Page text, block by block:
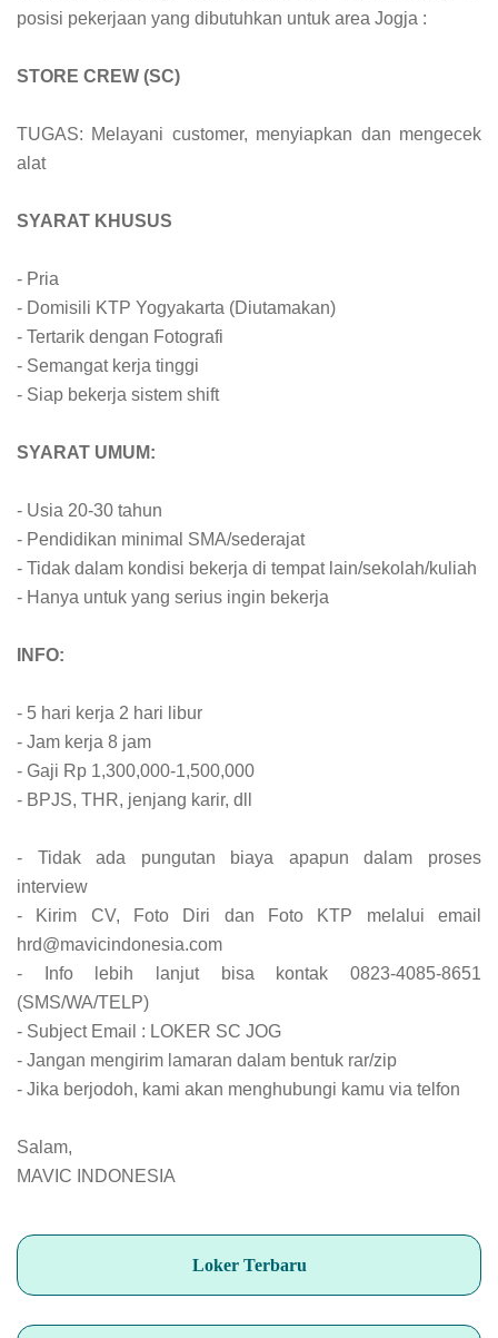
posisi pekerjaan yang dibutuhkan untuk area Jogja :
STORE CREW (SC)
TUGAS: Melayani customer, menyiapkan dan mengecek
alat
SYARAT KHUSUS
- Pria
- Domisili KTP Yogyakarta (Diutamakan)
- Tertarik dengan Fotografi
- Semangat kerja tinggi
- Siap bekerja sistem shift
SYARAT UMUM:
- Usia 20-30 tahun
- Pendidikan minimal SMA/sederajat
- Tidak dalam kondisi bekerja di tempat lain/sekolah/kuliah
- Hanya untuk yang serius ingin bekerja
INFO:
- 5 hari kerja 2 hari libur
- Jam kerja 8 jam
- Gaji Rp 1,300,000-1,500,000
- BPJS, THR, jenjang karir, dll
- Tidak ada pungutan biaya apapun dalam proses
interview
- Kirim CV, Foto Diri dan Foto KTP melalui email
hrd@mavicindonesia.com
- Info lebih lanjut bisa kontak 0823-4085-8651
(SMS/WA/TELP)
- Subject Email : LOKER SC JOG
- Jangan mengirim lamaran dalam bentuk rar/zip
- Jika berjodoh, kami akan menghubungi kamu via telfon
Salam,
MAVIC INDONESIA
Loker Terbaru